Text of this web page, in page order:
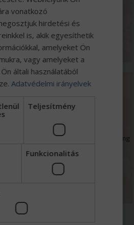
kamionmosóval.
Capital Zrt. kereskedelmi faktoring
vonatkozó
hirdetési és
is, akik egyesíthetik
amelyeket Ön
vagy amelyeket a
általi használatából
Adatvédelmi irányelvek
Teljesítmény
Funkcionalitás